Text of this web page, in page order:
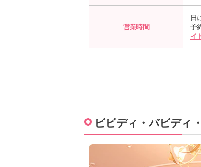
営業時間
日
予
イ
ビビディ・バビディ